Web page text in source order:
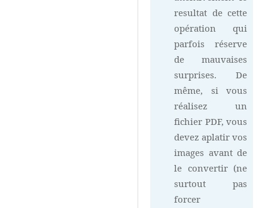
resultat de cette
opération qui
parfois réserve
de mauvaises
surprises. De
même, si vous
réalisez un
fichier PDF, vous
devez aplatir vos
images avant de
le convertir (ne
surtout pas
forcer